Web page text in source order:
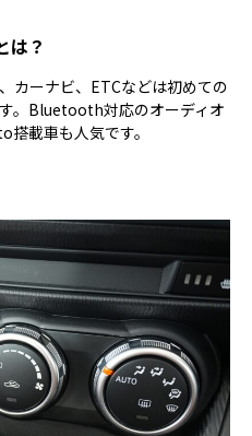
は？
カーナビ、ETCなどは初めての
。Bluetooth対応のオーディオ
載車も人気です。